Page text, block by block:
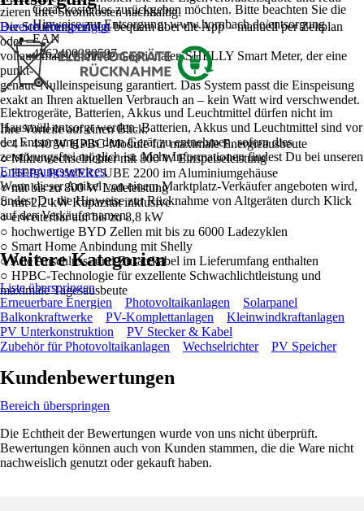
Gerät kostenlos zurückgeben möchten. Bitte beachten Sie die
Hinweise zur Entsorgung: www.hornbach.de/entsorgung
EAN
4262400980597
zieren Ihre Stromkosten nachhaltig.
Die Steuerung erfolgt bequem über die App – manuell per Zeitplan
oder
vollautomatisch mit dem optionalen SHELLY Smart Meter, der eine
punkt-
genaue Nulleinspeisung garantiert. Das System passt die Einspeisung
exakt an Ihren aktuellen Verbrauch an – kein Watt wird verschwendet.
Ihre Vorteile auf einen Blick:
○ 4 × 440 W HPBC-Module für maximale Energieausbeute
○ Mikrowechselrichter mit 800 W Einspeiseleistung
○ HEPA POWERCUBE 2200 im Aluminiumgehäuse
○ mit bis zu 800 W Ladeleistung
○ mit 2,2 kW Kapazität inklusive
○ erweiterbar auf bis zu 8,8 kW
○ hochwertige BYD Zellen mit bis zu 6000 Ladezyklen
○ Smart Home Anbindung mit Shelly
○ Alle Anschluss- und Zusatzkabel im Lieferumfang enthalten
○ HPBC-Technologie für exzellente Schwachlichtleistung und
maximale Tagesausbeute
Bereich überspringen
Elektrogeräte, Batterien, Akkus und Leuchtmittel dürfen nicht im
Hausmüll entsorgt werden. Batterien, Akkus und Leuchtmittel sind vor
der Entsorgung aus dem Gerät zu entnehmen, sofern dies
zerstörungsfrei möglich ist. Mehr Informationen findest Du bei unseren
Entsorgungsservices.
Wenn dieser Artikel von einem Marktplatz-Verkäufer angeboten wird,
findest Du die Hinweise zur Rücknahme von Altgeräten durch Klick
auf den Verkäufernamen.
Weitere Kategorien
Liste überspringen
Erneuerbare Energien
Photovoltaikanlagen
Solarpanel
Balkonkraftwerke
PV-Komplettanlagen
Kleinwindkraftanlagen
PV Unterkonstruktion
PV Stecker & Kabel
Zubehör für Photovoltaikanlagen
Wechselrichter PV Speicher
Kundenbewertungen
Bereich überspringen
Die Echtheit der Bewertungen wurde von uns nicht überprüft.
Bewertungen können auch von Kunden stammen, die die Ware nicht
nachweislich genutzt oder gekauft haben.